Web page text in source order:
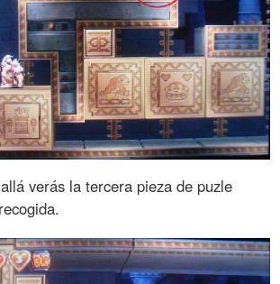
verás la tercera pieza de puzle